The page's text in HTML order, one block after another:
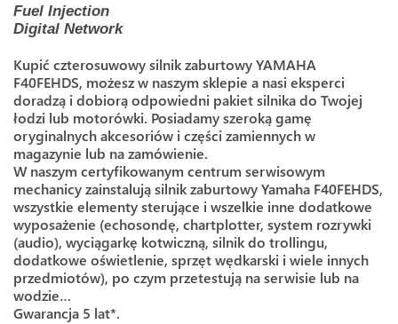
Fuel Injection
Digital Network
Kupić czterosuwowy silnik zaburtowy YAMAHA
F40FEHDS, możesz w naszym sklepie a nasi eksperci
doradzą i dobiorą odpowiedni pakiet silnika do Twojej
łodzi lub motorówki. Posiadamy szeroką gamę
oryginalnych akcesoriów i części zamiennych w
magazynie lub na zamówienie.
W naszym certyfikowanym centrum serwisowym
mechanicy zainstalują silnik zaburtowy Yamaha F40FEHDS,
wszystkie elementy sterujące i wszelkie inne dodatkowe
wyposażenie (echosondę, chartplotter, system rozrywki
(audio), wyciągarkę kotwiczną, silnik do trollingu,
dodatkowe oświetlenie, sprzęt wędkarski i wiele innych
przedmiotów), po czym przetestują na serwisie lub na
wodzie…
Gwarancja 5 lat*.